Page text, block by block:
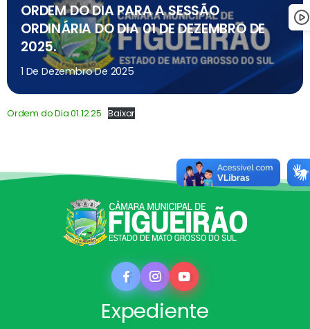
ORDEM DO DIA PARA A SESSÃO
ORDINÁRIA DO DIA 01 DE DEZEMBRO DE
2025.
1 De Dezembro De 2025
Ordem do Dia 01.12.25 Baixar
Expediente